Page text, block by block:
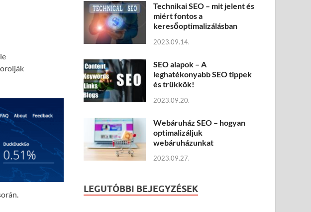
Technikai SEO – mit jelent és
miért fontos a
keresőoptimalizálásban
2023.09.14.
SEO alapok – A
leghatékonyabb SEO tippek
és trükkök!
2023.09.20.
Webáruház SEO – hogyan
optimalizáljuk
webáruházunkat
2023.09.27.
LEGUTÓBBI BEJEGYZÉSEK